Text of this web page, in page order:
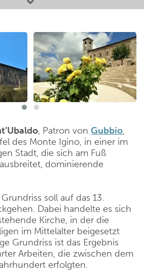
, Patron von Gubbio,
des Monte Igino, in einer im
Stadt, die sich am Fuß
dominierende
soll auf das 13.
Dabei handelte es sich
Kirche, in der die
im Mittelalter beigesetzt
Grundriss ist das Ergebnis
Arbeiten, die zwischen dem
erfolgten.